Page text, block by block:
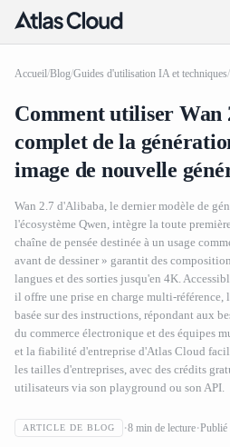
Accueil/Blog/Guides d'utilisation IA et techniques/
Comment utiliser Wan
complet de la
image de nouvelle
Wan 2.7 d'Alibaba, le dernier modèle de
l'écosystème Qwen, intègre la toute
chaîne de pensée destinée à un usage
avant de dessiner » garantit des
langues et des sorties jusqu'en 4K.
il offre une prise en charge multi-référence,
basée sur des instructions, répondant aux
du commerce électronique et des équipes
et la fiabilité d'entreprise d'Atlas Cloud
les tailles d'entreprises, avec des crédits
utilisateurs via son playground ou son API.
ARTICLE DE BLOG 8 min de lecture Publié
Comment utiliser Wan 2.7 :
génération texte-vers-image